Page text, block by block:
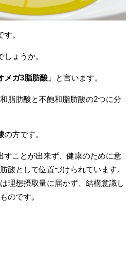
。
ょうか。
ガ3脂肪酸」 と言います。
脂肪酸と不飽和脂肪酸の2つに分
の方です。
すことが出来ず、健康のために意
酸として位置づけられています。
理想摂取量に届かず、結構意識し
のです。